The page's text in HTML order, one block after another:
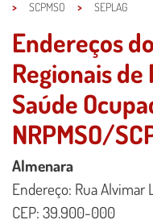
SCPMSO
SEPLAG
Endereços
Regionais de
Saúde
NRPMSO/
Conteúdo Principal
Almenara
Endereço: Rua Alvimar
CEP: 39.900-000